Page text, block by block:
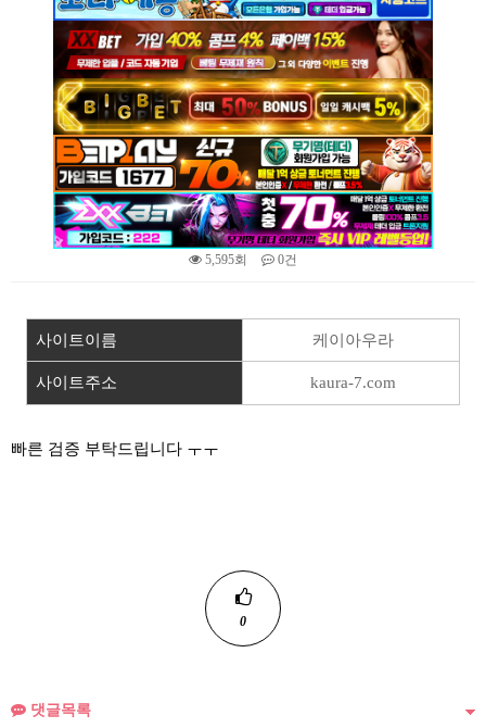
5,595회 0건
사이트이름 케이아우라
사이트주소 kaura-7.com
빠른 검증 부탁드립니다 ㅜㅜ
0
댓글목록